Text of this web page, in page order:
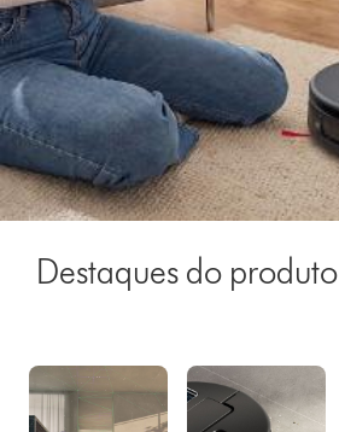
Destaques do produto